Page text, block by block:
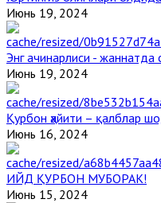
Июнь 19, 2024
Энг ачинарлиси - жаннатда
Июнь 19, 2024
Қурбон ҳайити – қалблар
Июнь 16, 2024
ИЙД ҚУРБОН МУБОРАК!
Июнь 15, 2024